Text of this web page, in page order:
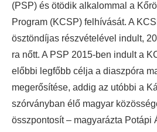
(PSP) és ötödik alkalommal a
Program (KCSP) felhívását. A
ösztöndíjas részvételével indult,
ra nőtt. A PSP 2015-ben indult a
előbbi legfőbb célja a diaszpóra
megerősítése, addig az utóbbi a
szórványban élő magyar
összpontosít – magyarázta Potápi